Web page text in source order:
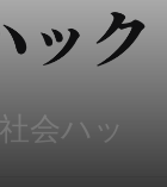
会ハッ